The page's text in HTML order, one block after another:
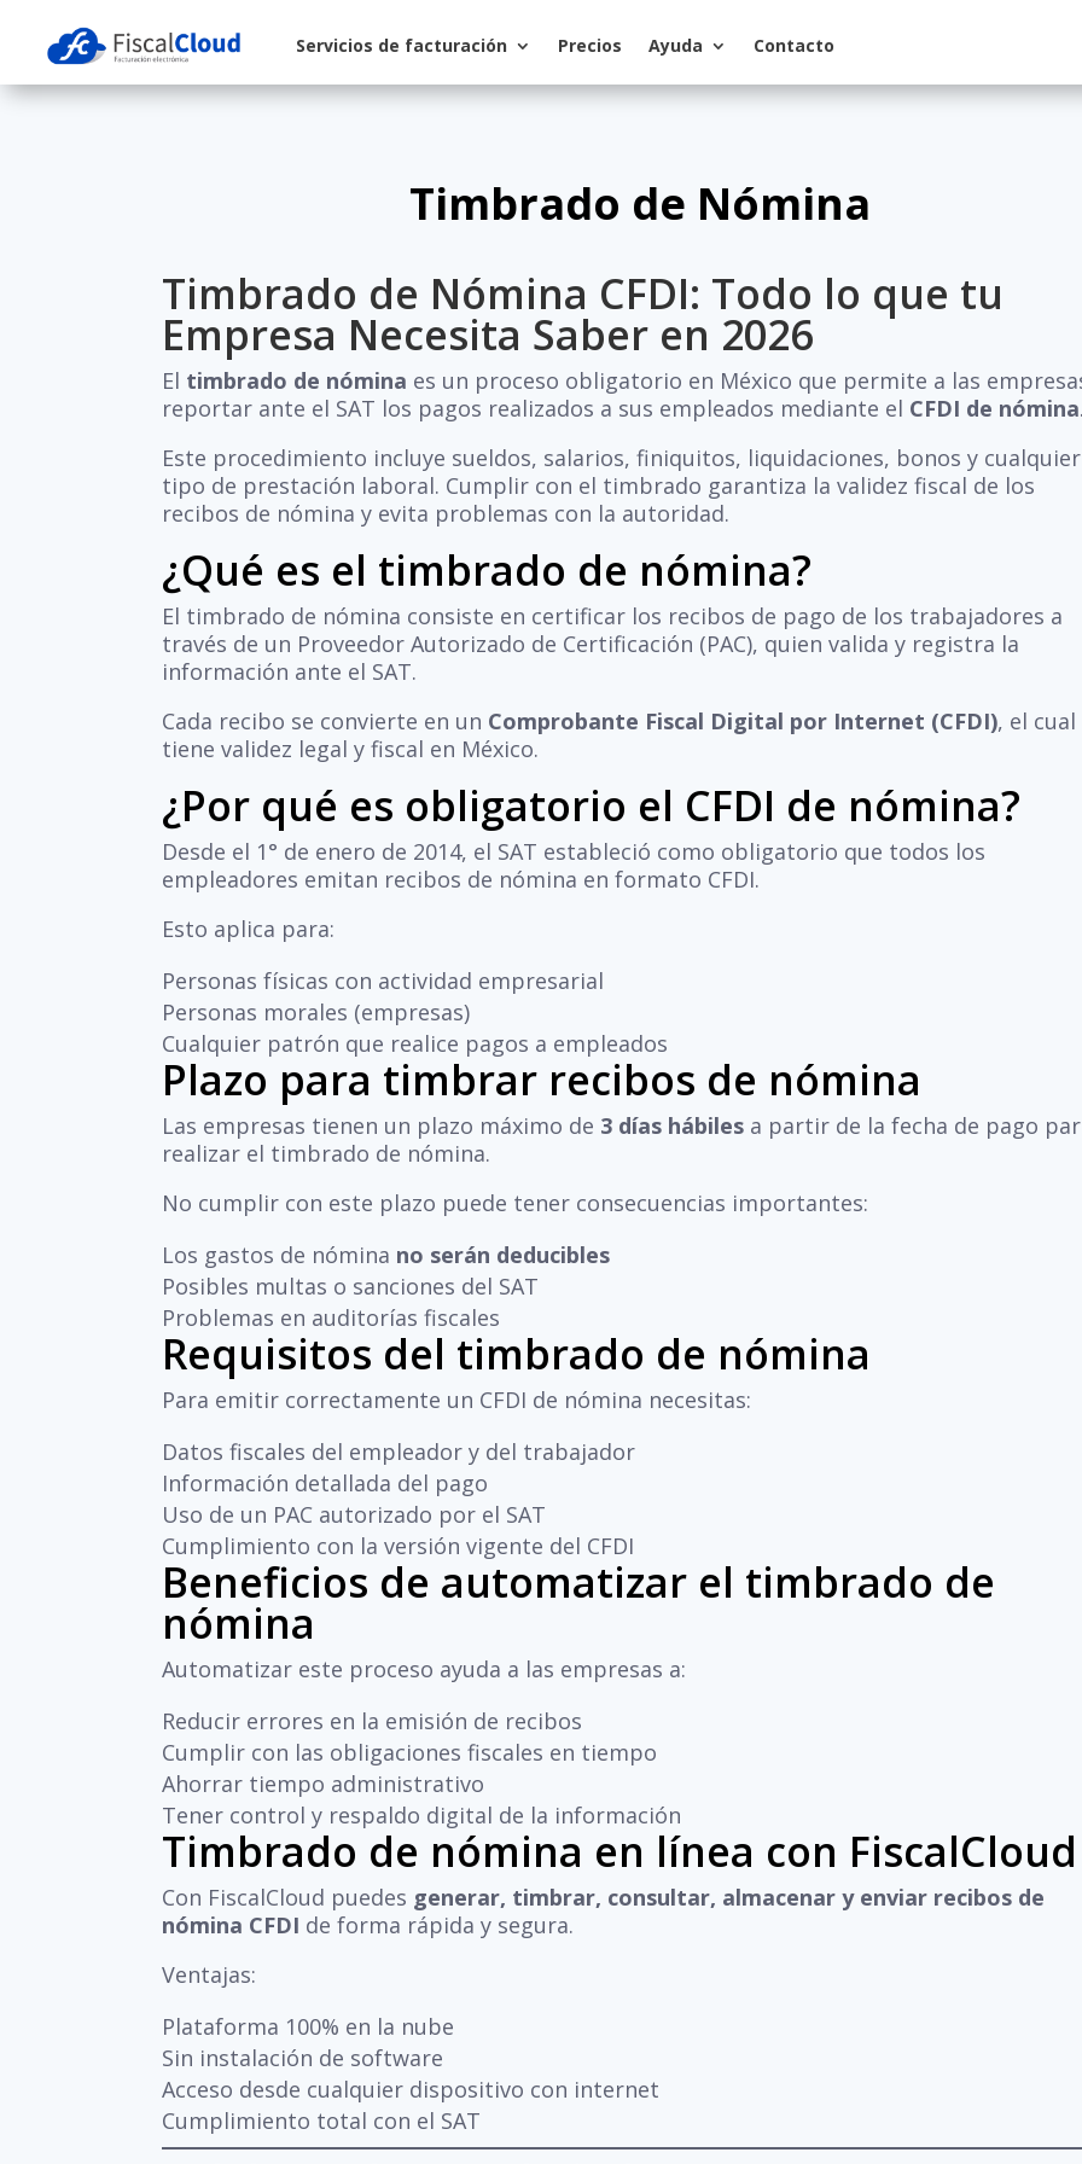
Servicios de facturación Precios Ayuda Contacto
Timbrado de Nómina
Timbrado de Nómina CFDI: Todo lo que tu
Empresa Necesita Saber en 2026
El timbrado de nómina es un proceso obligatorio en México que permite a las
reportar ante el SAT los pagos realizados a sus empleados mediante el CFDI de nómina
Este procedimiento incluye sueldos, salarios, finiquitos, liquidaciones, bonos y cualquier
tipo de prestación laboral. Cumplir con el timbrado garantiza la validez fiscal de los
recibos de nómina y evita problemas con la autoridad.
¿Qué es el timbrado de nómina?
El timbrado de nómina consiste en certificar los recibos de pago de los trabajadores a
través de un Proveedor Autorizado de Certificación (PAC), quien valida y registra la
información ante el SAT.
Cada recibo se convierte en un Comprobante Fiscal Digital por Internet (CFDI), el cual
tiene validez legal y fiscal en México.
¿Por qué es obligatorio el CFDI de nómina?
Desde el 1° de enero de 2014, el SAT estableció como obligatorio que todos los
empleadores emitan recibos de nómina en formato CFDI.
Esto aplica para:
Personas físicas con actividad empresarial
Personas morales (empresas)
Cualquier patrón que realice pagos a empleados
Plazo para timbrar recibos de nómina
Las empresas tienen un plazo máximo de 3 días hábiles a partir de la fecha de pago
realizar el timbrado de nómina.
No cumplir con este plazo puede tener consecuencias importantes:
Los gastos de nómina no serán deducibles
Posibles multas o sanciones del SAT
Problemas en auditorías fiscales
Requisitos del timbrado de nómina
Para emitir correctamente un CFDI de nómina necesitas:
Datos fiscales del empleador y del trabajador
Información detallada del pago
Uso de un PAC autorizado por el SAT
Cumplimiento con la versión vigente del CFDI
Beneficios de automatizar el timbrado de
nómina
Automatizar este proceso ayuda a las empresas a:
Reducir errores en la emisión de recibos
Cumplir con las obligaciones fiscales en tiempo
Ahorrar tiempo administrativo
Tener control y respaldo digital de la información
Timbrado de nómina en línea con FiscalCloud
Con FiscalCloud puedes generar, timbrar, consultar, almacenar y enviar recibos de
nómina CFDI de forma rápida y segura.
Ventajas:
Plataforma 100% en la nube
Sin instalación de software
Acceso desde cualquier dispositivo con internet
Cumplimiento total con el SAT